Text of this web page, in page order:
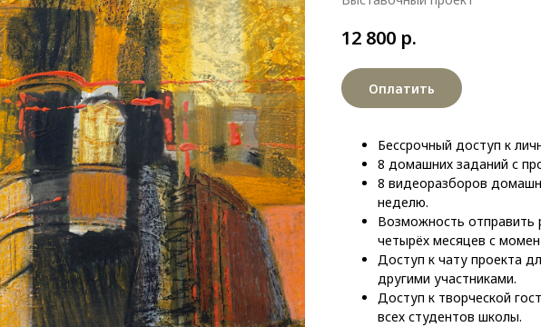
12 800 р.
Оплатить
Бессрочный доступ к
8 домашних заданий с
8 видеоразборов
неделю.
Возможность отправить
четырёх месяцев с
Доступ к чату проекта
другими участниками.
Доступ к творческой
всех студентов школы.